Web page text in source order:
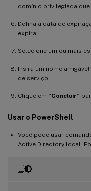
domínio privilegiada
Defina a data de
expira”.
Selecione um ou mais
Insira um nome
de serviço.
Clique em “Concluir”
Usar o PowerShell
Você pode usar
Active Directory local.